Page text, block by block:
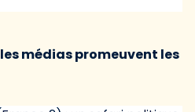
médias promeuvent les